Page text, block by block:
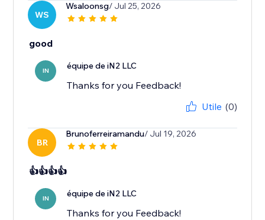
WS
Wsaloonsg/ Jul 25, 2026
good
IN équipe de iN2 LLC
Thanks for you Feedback!
Utile (0)
BR
Brunoferreiramandu/ Jul 19, 2026
👍👍👍👍
IN équipe de iN2 LLC
Thanks for you Feedback!